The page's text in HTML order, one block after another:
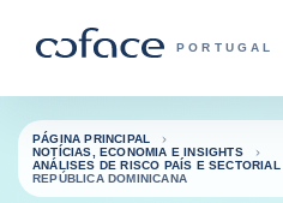
COFACE
PORTUGAL
Voltar à página principal
PÁGINA PRINCIPAL
NOTÍCIAS, ECONOMIA E INSIGHTS
ANÁLISES DE RISCO PAÍS E SECTORIAL
REPÚBLICA DOMINICANA